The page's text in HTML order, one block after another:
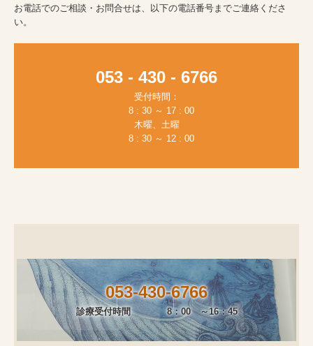
お電話でのご相談・お問合せは、以下の電話番号までご連絡くださ
い。
053 - 430 - 6766
受付時間：
8 : 30 ～ 17 : 00
木曜、土曜
8 : 30 ～ 12 : 00
053-430-6766
診療受付時間　　　　8：00　～16：45